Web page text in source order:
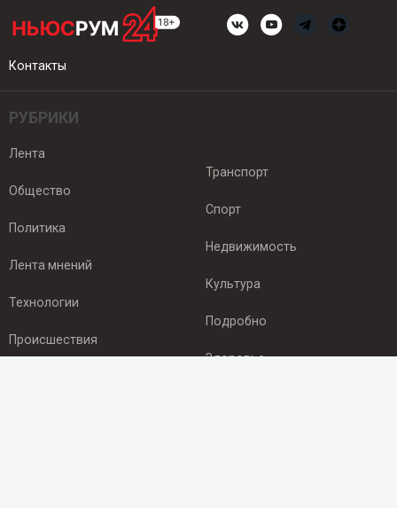
Контакты
РУБРИКИ
Лента
Общество
Политика
Лента мнений
Технологии
Происшествия
Транспорт
Спорт
Недвижимость
Культура
Подробно
Здоровье